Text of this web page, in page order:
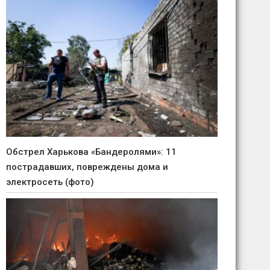
Обстрел Харькова «Бандеролями»: 11
пострадавших, повреждены дома и
электросеть (фото)